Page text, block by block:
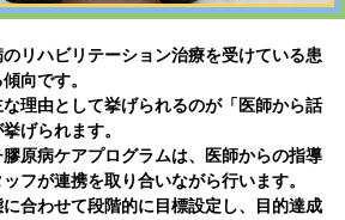
リハビリテーション治療を受けている患
向です。
理由として挙げられるのが「医師から話
げられます。
原病ケアプログラムは、医師からの指導
フが連携を取り合いながら行います。
合わせて段階的に目標設定し、目的達成